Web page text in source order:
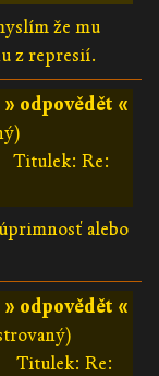
že mu
z represií.
» odpovědět «
Titulek: Re:
alebo
» odpovědět «
Titulek: Re: